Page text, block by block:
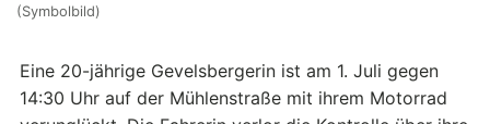
(Symbolbild)
Eine 20-jährige Gevelsbergerin ist am 1. Juli gegen
14:30 Uhr auf der Mühlenstraße mit ihrem Motorrad